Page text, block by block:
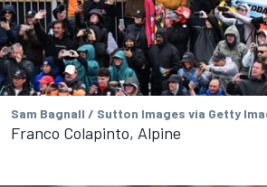
Sam Bagnall / Sutton Images via Getty
Franco Colapinto, Alpine